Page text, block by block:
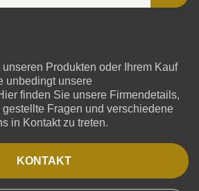
Produkten oder Ihrem Kauf
unbedingt unsere
finden Sie unsere Firmendetails,
Fragen und verschiedene
in Kontakt zu treten.
KONTAKT